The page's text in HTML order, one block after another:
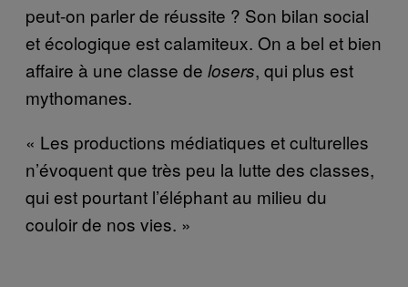
peut-on parler de réussite ? Son bilan social
et écologique est calamiteux. On a bel et bien
affaire à une classe de losers, qui plus est
mythomanes.
« Les productions médiatiques et culturelles
n’évoquent que très peu la lutte des classes,
qui est pourtant l’éléphant au milieu du
couloir de nos vies. »